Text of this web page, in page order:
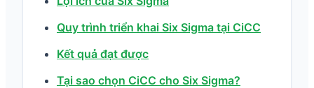
Quy trình triển khai Six Sigma tại CiCC
Kết quả đạt được
Tại sao chọn CiCC cho Six Sigma?